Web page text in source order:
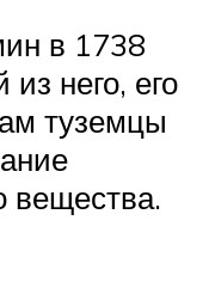
в 1738
него, его
туземцы
вещества.